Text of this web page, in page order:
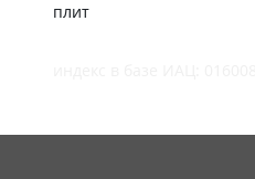
плит